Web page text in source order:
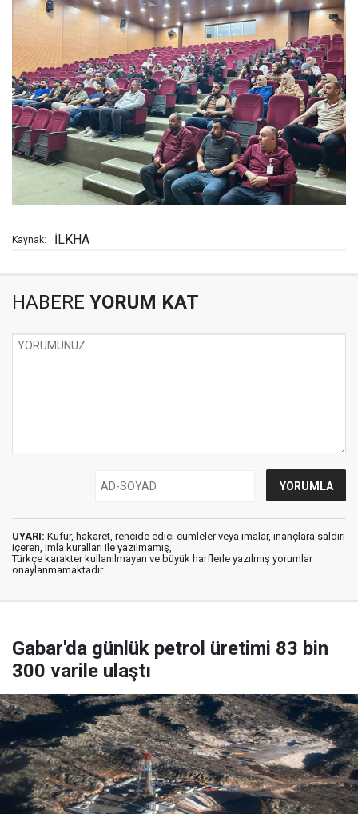
Kaynak: İLKHA
HABERE YORUM KAT
UYARI: Küfür, hakaret, rencide edici cümleler veya imalar, inançlara saldırı
içeren, imla kuralları ile yazılmamış,
Türkçe karakter kullanılmayan ve büyük harflerle yazılmış yorumlar
onaylanmamaktadır.
Gabar'da günlük petrol üretimi 83 bin
300 varile ulaştı